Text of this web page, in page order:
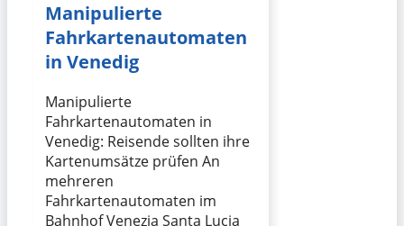
Manipulierte
Fahrkartenautomaten
in Venedig
Manipulierte
Fahrkartenautomaten in
Venedig: Reisende sollten ihre
Kartenumsätze prüfen An
mehreren
Fahrkartenautomaten im
Bahnhof Venezia Santa Lucia